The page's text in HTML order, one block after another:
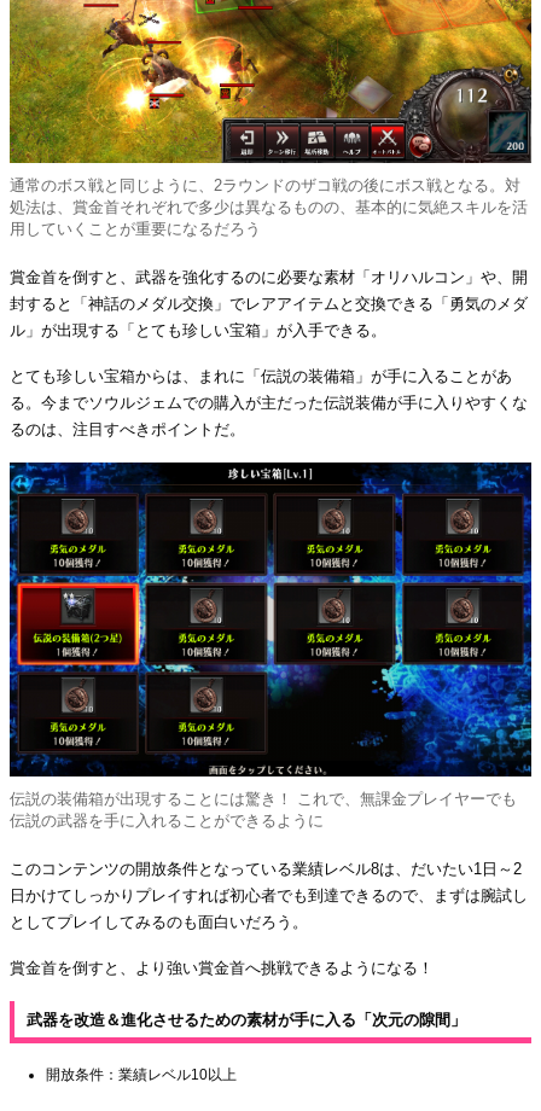
通常のボス戦と同じように、2ラウンドのザコ戦の後にボス戦となる。対
処法は、賞金首それぞれで多少は異なるものの、基本的に気絶スキルを活
用していくことが重要になるだろう
賞金首を倒すと、武器を強化するのに必要な素材「オリハルコン」や、開
封すると「神話のメダル交換」でレアアイテムと交換できる「勇気のメダ
ル」が出現する「とても珍しい宝箱」が入手できる。
とても珍しい宝箱からは、まれに「伝説の装備箱」が手に入ることがあ
る。今までソウルジェムでの購入が主だった伝説装備が手に入りやすくな
るのは、注目すべきポイントだ。
伝説の装備箱が出現することには驚き！ これで、無課金プレイヤーでも
伝説の武器を手に入れることができるように
このコンテンツの開放条件となっている業績レベル8は、だいたい1日～2
日かけてしっかりプレイすれば初心者でも到達できるので、まずは腕試し
としてプレイしてみるのも面白いだろう。
賞金首を倒すと、より強い賞金首へ挑戦できるようになる！
武器を改造＆進化させるための素材が手に入る「次元の隙間」
開放条件：業績レベル10以上